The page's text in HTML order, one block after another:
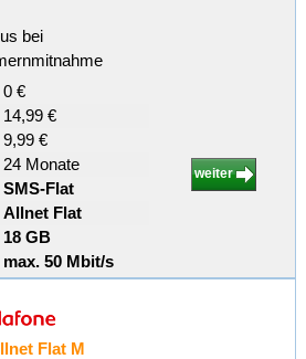
bei
0 €
14,99 €
9,99 €
24 Monate
SMS-Flat
Allnet Flat
18 GB
max. 50 Mbit/s
weiter
Flat M